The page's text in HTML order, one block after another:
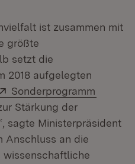
ist zusammen mit
größte
setzt die
2018 aufgelegten
Extern:
Sonderprogramm
Stärkung der
sagte Ministerpräsident
Anschluss an die
wissenschaftliche